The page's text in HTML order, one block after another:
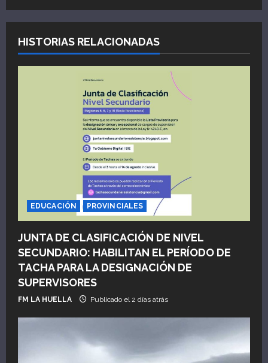
a
i
n
t
r
a
d
HISTORIAS RELACIONADAS
EDUCACIÓN PROVINCIALES
JUNTA DE CLASIFICACIÓN DE NIVEL
SECUNDARIO: HABILITAN EL PERÍODO DE
TACHA PARA LA DESIGNACIÓN DE
SUPERVISORES
FM LA HUELLA Publicado el 2 días atrás